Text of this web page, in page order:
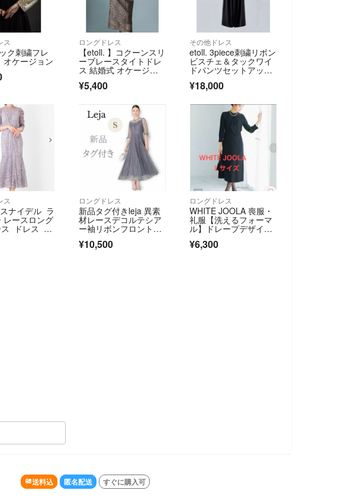
ス
ク刺繍フレ
オケージョン
ロングドレス
【etoll. 】コクーンスリ
ーブレースタイトドレ
ス 結婚式 オケージョ
¥5,400
その他ドレス
etoll. 3piece刺繍リボン
ビスチェ＆タックワイ
ドパンツセットアッ
プ M
¥18,000
ス
ナイデル ラ
レースロング
ス ドレス 総
式 お呼ば
ロングドレス
新品タグ付きleja 異素
材レースデコルテシア
ー袖リボンフロントボ
¥10,500
ロングドレス
WHITE JOOLA 喪服・
礼服【洗えるフォーマ
ル】ドレープデザイン
¥6,300
SOLD OUT
送料込 匿名配送 すぐに購入可